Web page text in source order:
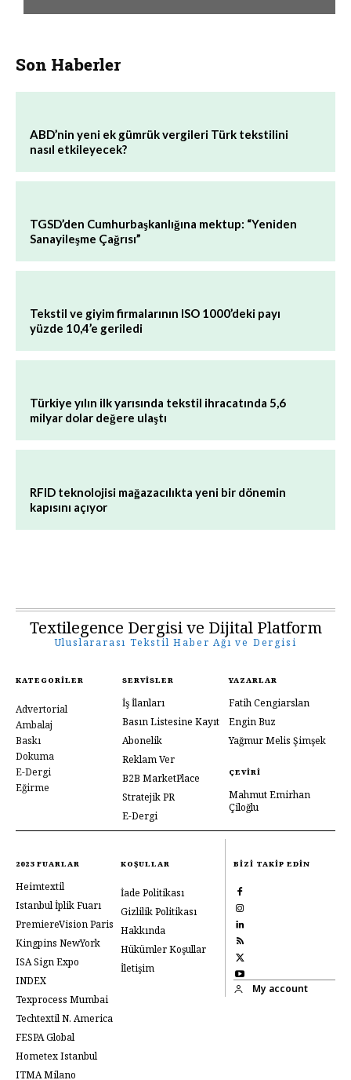
Son Haberler
ABD’nin yeni ek gümrük vergileri Türk tekstilini
nasıl etkileyecek?
TGSD’den Cumhurbaşkanlığına mektup: “Yeniden
Sanayileşme Çağrısı”
Tekstil ve giyim firmalarının ISO 1000’deki payı
yüzde 10,4’e geriledi
Türkiye yılın ilk yarısında tekstil ihracatında 5,6
milyar dolar değere ulaştı
RFID teknolojisi mağazacılıkta yeni bir dönemin
kapısını açıyor
Textilegence Dergisi ve Dijital Platform
Uluslararası Tekstil Haber Ağı ve Dergisi
KATEGORILER
Advertorial
Ambalaj
Baskı
Dokuma
E-Dergi
Eğirme
SERVISLER
İş İlanları
Basın Listesine Kayıt
Abonelik
Reklam Ver
B2B MarketPlace
Stratejik PR
E-Dergi
YAZARLAR
Fatih Cengiarslan
Engin Buz
Yağmur Melis Şimşek
ÇEVIRI
Mahmut Emirhan
Çiloğlu
2023 FUARLAR
Heimtextil
Istanbul İplik Fuarı
PremiereVision Paris
Kingpins NewYork
ISA Sign Expo
INDEX
Texprocess Mumbai
Techtextil N. America
FESPA Global
Hometex Istanbul
ITMA Milano
KOŞULLAR
İade Politikası
Gizlilik Politikası
Hakkında
Hükümler Koşullar
İletişim
BIZI TAKIP EDIN
My account